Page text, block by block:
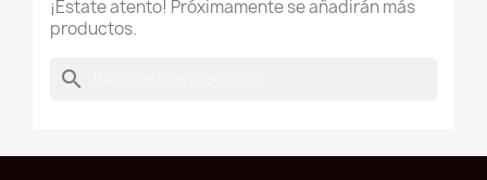
¡Estate atento! Próximamente se añadirán más
productos.
search